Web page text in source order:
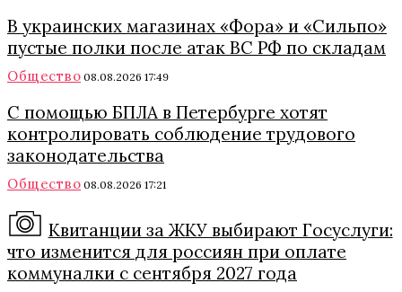
В украинских магазинах «Фора» и «Сильпо»
пустые полки после атак ВС РФ по складам
Общество 08.08.2026 17:49
С помощью БПЛА в Петербурге хотят
контролировать соблюдение трудового
законодательства
Общество 08.08.2026 17:21
Квитанции за ЖКУ выбирают Госуслуги:
что изменится для россиян при оплате
коммуналки с сентября 2027 года